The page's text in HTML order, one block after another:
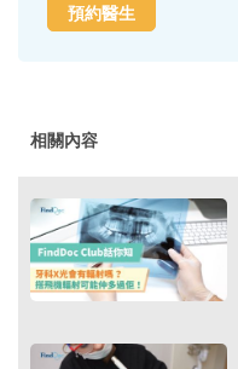
預約醫生
相關內容